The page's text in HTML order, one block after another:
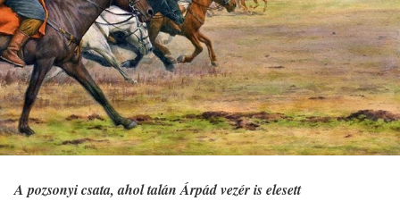
A pozsonyi csata, ahol talán Árpád vezér is elesett